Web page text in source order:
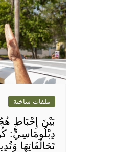
ملفات ساخنة
بَيْنَ إِحْبَاطِ
دِبْلُومَاسِيٍّ:
تَحَالُفَاتِهَا